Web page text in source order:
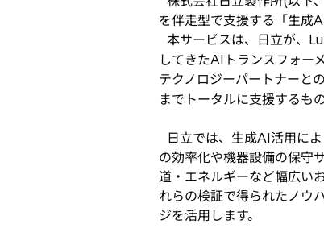
を伴走型で支援する「生成
本サービスは、日立が、
してきたAIトランスフォー
テクノロジーパートナーと
までトータルに支援するもの
日立では、生成AI活用に
の効率化や機器設備の保守
道・エネルギーなど幅広い
れらの検証で得られたノウ
ジを活用します。